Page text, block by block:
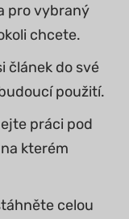
pro vybraný
chcete.
článek do své
použití.
práci pod
kterém
celou